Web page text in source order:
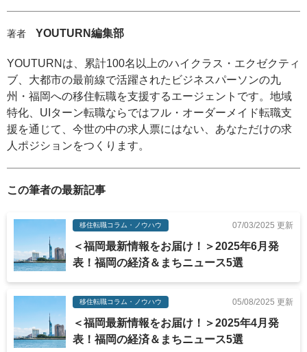
著者 YOUTURN編集部
YOUTURNは、累計100名以上のハイクラス・エクゼクティ
ブ、大都市の最前線で活躍されたビジネスパーソンの九
州・福岡への移住転職を支援するエージェントです。地域
特化、UIターン転職ならではフル・オーダーメイド転職支
援を通じて、今世の中の求人票にはない、あなただけの求
人ポジションをつくります。
この筆者の最新記事
移住転職コラム・ノウハウ 07/03/2025 更新
＜福岡最新情報をお届け！＞2025年6月発
表！福岡の経済＆まちニュース5選
移住転職コラム・ノウハウ 05/08/2025 更新
＜福岡最新情報をお届け！＞2025年4月発
表！福岡の経済＆まちニュース5選